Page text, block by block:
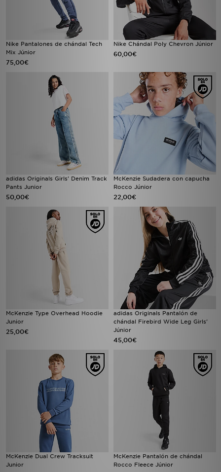
Nike Pantalones de chándal Tech
Mix Júnior
75,00€
Nike Chándal Poly Chevron Júnior
60,00€
adidas Originals Girls' Denim Track
Pants Junior
50,00€
McKenzie Sudadera con capucha
Rocco Júnior
22,00€
McKenzie Type Overhead Hoodie
Junior
25,00€
adidas Originals Pantalón de
chándal Firebird Wide Leg Girls'
Júnior
45,00€
McKenzie Dual Crew Tracksuit
Junior
McKenzie Pantalón de chándal
Rocco Fleece Júnior